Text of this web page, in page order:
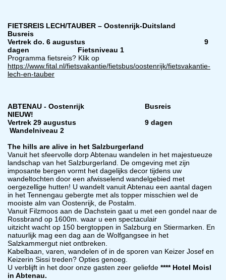
FIETSREIS LECH/TAUBER – Oostenrijk-Duitsland
Busreis
Vertrek do. 6 augustus 9
dagen Fietsniveau 1
Programma fietsreis? Klik op
https://www.fital.nl/fietsvakantie/fietsbus/oostenrijk/fietsvakantie-
lech-en-tauber
ABTENAU - Oostenrijk Busreis
NIEUW!
Vertrek 29 augustus 9 dagen
Wandelniveau 2
The hills are alive in het Salzburgerland
Vanuit het sfeervolle dorp Abtenau wandelen in het majestueuze
landschap van het Salzburgerland. De omgeving met zijn
imposante bergen vormt het dagelijks decor tijdens uw
wandeltochten door een afwisselend wandelgebied met
oergezellige hutten! U wandelt vanuit Abtenau een aantal dagen
in het Tennengau gebergte met als topper misschien wel de
mooiste alm van Oostenrijk, de Postalm.
Vanuit Filzmoos aan de Dachstein gaat u met een gondel naar de
Rossbrand op 1600m. waar u een spectaculair
uitzicht wacht op 150 bergtoppen in Salzburg en Stiermarken. En
natuurlijk mag een dag aan de Wolfgangsee in het
Salzkammergut niet ontbreken.
Kabelbaan, varen, wandelen of in de sporen van Keizer Josef en
Keizerin Sissi treden? Opties genoeg.
U verblijft in het door onze gasten zeer geliefde **** Hotel Moisl
in Abtenau.